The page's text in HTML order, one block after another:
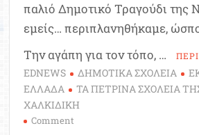
παλιό Δημοτικό Τραγούδι της
εμείς… περιπλανηθήκαμε,
Την αγάπη για τον τόπο, …
EDNEWS ΔΗΜΟΤΙΚΑ ΣΧΟΛΕΙΑ
ΕΛΛΑΔΑ
ΤΑ ΠΕΤΡΙΝΑ ΣΧΟΛΕΙΑ
ΧΑΛΚΙΔΙΚΗ
Comment